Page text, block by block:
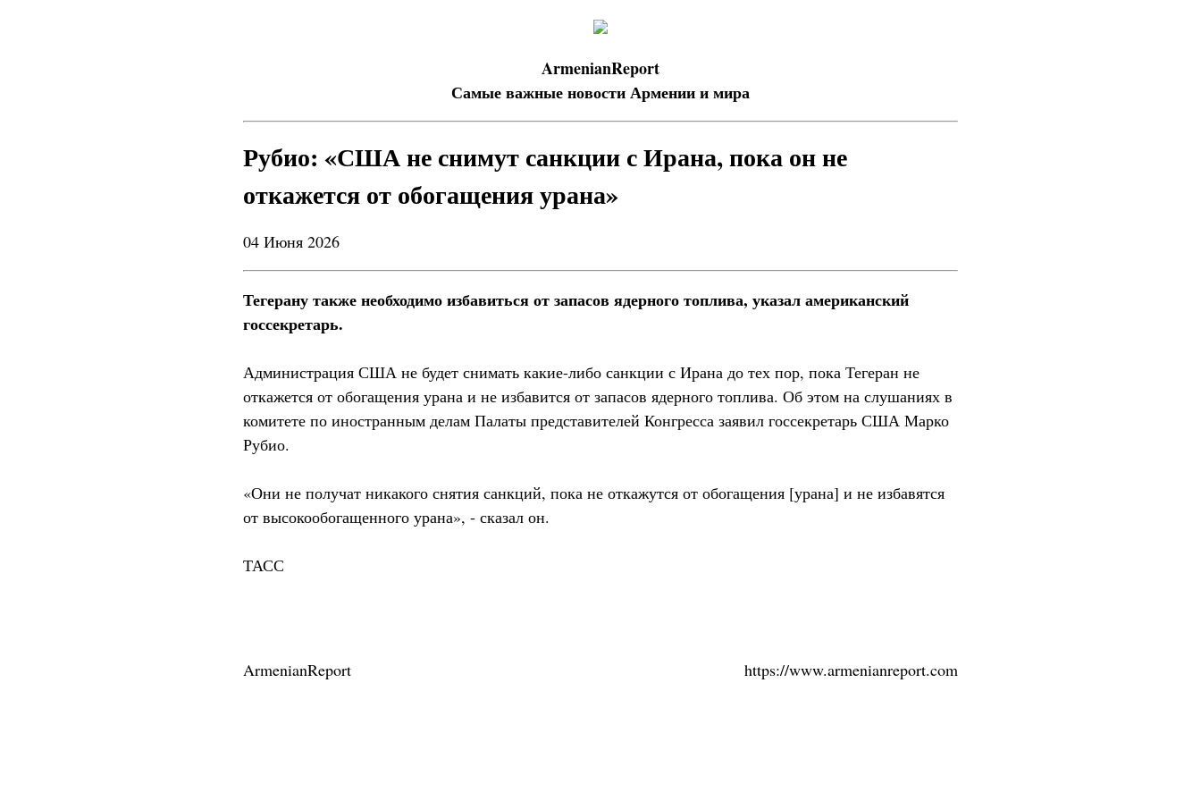
ArmenianReport
Самые важные новости Армении и мира
Рубио: «США не снимут санкции с Ирана, пока он не
откажется от обогащения урана»
04 Июня 2026
Тегерану также необходимо избавиться от запасов ядерного топлива, указал американский
госсекретарь.
Администрация США не будет снимать какие-либо санкции с Ирана до тех пор, пока Тегеран не
откажется от обогащения урана и не избавится от запасов ядерного топлива. Об этом на слушаниях в
комитете по иностранным делам Палаты представителей Конгресса заявил госсекретарь США Марко
Рубио.
«Они не получат никакого снятия санкций, пока не откажутся от обогащения [урана] и не избавятся
от высокообогащенного урана», - сказал он.
ТАСС
ArmenianReport https://www.armenianreport.com